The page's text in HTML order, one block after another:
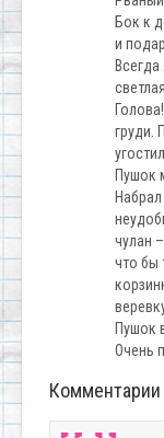
Бок к
и
груди.
Пушок
чулан
что бы
Пушок
Очень